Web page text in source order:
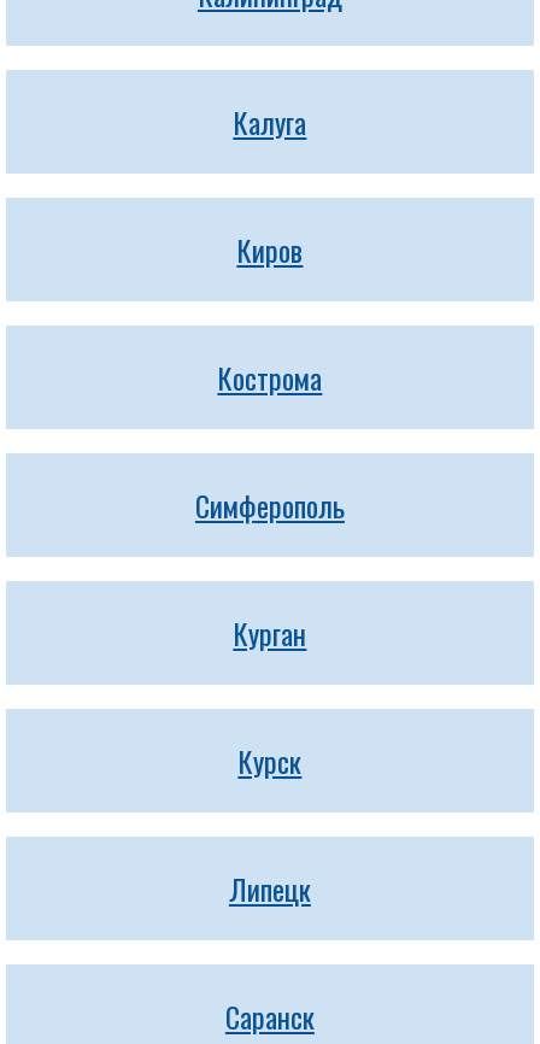
Калуга
Киров
Кострома
Симферополь
Курган
Курск
Липецк
Саранск